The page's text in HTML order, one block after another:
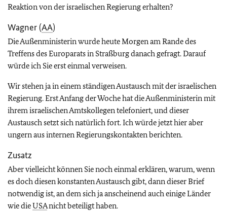
Reaktion von der israelischen Regierung erhalten?
Wagner (AA)
Die Außenministerin wurde heute Morgen am Rande des
Treffens des Europarats in Straßburg danach gefragt. Darauf
würde ich Sie erst einmal verweisen.
Wir stehen ja in einem ständigen Austausch mit der israelischen
Regierung. Erst Anfang der Woche hat die Außenministerin mit
ihrem israelischen Amtskollegen telefoniert, und dieser
Austausch setzt sich natürlich fort. Ich würde jetzt hier aber
ungern aus internen Regierungskontakten berichten.
Zusatz
Aber vielleicht können Sie noch einmal erklären, warum, wenn
es doch diesen konstanten Austausch gibt, dann dieser Brief
notwendig ist, an dem sich ja anscheinend auch einige Länder
wie dieUSAnicht beteiligt haben.